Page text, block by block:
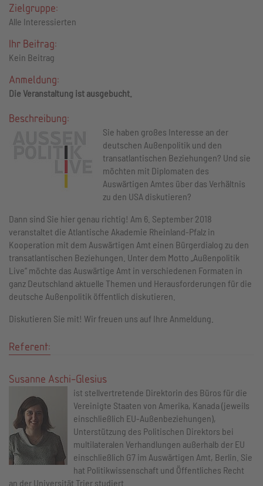
Zielgruppe:
Alle Interessierten
Ihr Beitrag:
Kein Beitrag
Anmeldung:
Die Veranstaltung ist ausgebucht.
Beschreibung:
Sie haben großes Interesse an der
deutschen Außenpolitik und den
transatlantischen Beziehungen? Und sie
möchten mit Diplomaten des
Auswärtigen Amtes über das Verhältnis
zu den USA diskutieren?
Dann sind Sie hier genau richtig! Am 6. September 2018
veranstaltet die Atlantische Akademie Rheinland-Pfalz in
Kooperation mit dem Auswärtigen Amt einen Bürgerdialog zu den
transatlantischen Beziehungen. Unter dem Motto „Außenpolitik
Live“ möchte das Auswärtige Amt in verschiedenen Formaten in
ganz Deutschland aktuelle Themen und Herausforderungen für die
deutsche Außenpolitik öffentlich diskutieren.
Diskutieren Sie mit! Wir freuen uns auf Ihre Anmeldung.
Referent:
Susanne Aschi-Glesius
ist stellvertretende Direktorin des Büros für die
Vereinigte Staaten von Amerika, Kanada (jeweils
einschließlich EU-Außenbeziehungen),
Unterstützung des Politischen Direktors bei
multilateralen Verhandlungen außerhalb der EU
einschließlich G7 im Auswärtigen Amt, Berlin. Sie
hat Politikwissenschaft und Öffentliches Recht
an der Universität Trier studiert.